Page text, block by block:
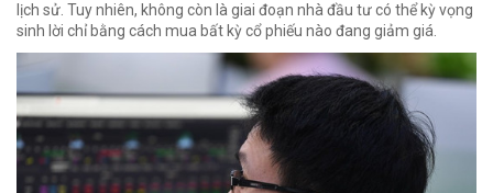
lịch sử. Tuy nhiên, không còn là giai đoạn nhà đầu tư có thể kỳ vọng
sinh lời chỉ bằng cách mua bất kỳ cổ phiếu nào đang giảm giá.